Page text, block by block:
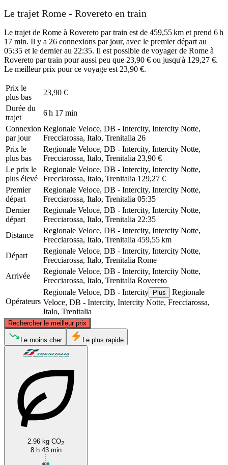
Le trajet Rome - Rovereto en train
Le trajet de Rome à Rovereto par train est de 459,55 km et prend 6 h
17 min. Il y a 26 connexions par jour, avec le premier départ au
05:35 et le dernier au 22:35. Il est possible de voyager de Rome à
Rovereto par train pour aussi peu que 23,90 € ou jusqu'à 129,27 €.
Le meilleur prix pour ce voyage est 23,90 €.
Prix ​​le
plus bas
23,90 €
Durée du
trajet
6 h 17 min
Connexion
par jour
Regionale Veloce, DB - Intercity, Intercity Notte,
Frecciarossa, Italo, Trenitalia 26
Prix ​​le
plus bas
Regionale Veloce, DB - Intercity, Intercity Notte,
Frecciarossa, Italo, Trenitalia 23,90 €
Le prix le
plus élevé
Regionale Veloce, DB - Intercity, Intercity Notte,
Frecciarossa, Italo, Trenitalia 129,27 €
Premier
départ
Regionale Veloce, DB - Intercity, Intercity Notte,
Frecciarossa, Italo, Trenitalia 05:35
Dernier
départ
Regionale Veloce, DB - Intercity, Intercity Notte,
Frecciarossa, Italo, Trenitalia 22:35
Distance
Regionale Veloce, DB - Intercity, Intercity Notte,
Frecciarossa, Italo, Trenitalia 459,55 km
Départ
Regionale Veloce, DB - Intercity, Intercity Notte,
Frecciarossa, Italo, Trenitalia Rome
Arrivée
Regionale Veloce, DB - Intercity, Intercity Notte,
Frecciarossa, Italo, Trenitalia Rovereto
Opérateurs
Regionale Veloce, DB - Intercity Plus
Regionale
Veloce, DB - Intercity, Intercity Notte, Frecciarossa,
Italo, Trenitalia
Rechercher le meilleur prix
Rovereto
Le moins cher Le plus rapide
2.96 kg CO2
8 h 43 min